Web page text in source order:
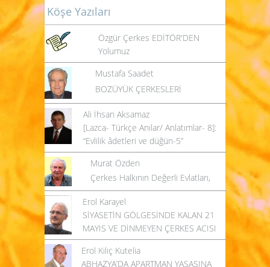
Köşe Yazıları
Özgür Çerkes EDİTÖR'DEN
Yolumuz
Mustafa Saadet
BOZÜYÜK ÇERKESLERİ
Ali İhsan Aksamaz
[Lazca- Türkçe Anılar/ Anlatımlar- 8]:
“Evlilik âdetleri ve düğün-5”
Murat Özden
Çerkes Halkının Değerli Evlatları,
Erol Karayel
SİYASETİN GÖLGESİNDE KALAN 21
MAYIS VE DİNMEYEN ÇERKES ACISI
Erol Kılıç Kutelia
ABHAZYA’DA APARTMAN YASASINA